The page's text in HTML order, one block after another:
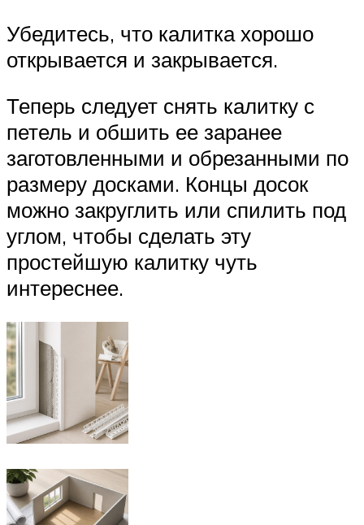
Убедитесь, что калитка хорошо
открывается и закрывается.
Теперь следует снять калитку с
петель и обшить ее заранее
заготовленными и обрезанными по
размеру досками. Концы досок
можно закруглить или спилить под
углом, чтобы сделать эту
простейшую калитку чуть
интереснее.